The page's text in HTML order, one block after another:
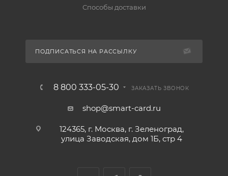
Способы доставки
ПОДПИСАТЬСЯ НА РАССЫЛКУ
8 800 333-05-30 ЗАКАЗАТЬ ЗВОНОК
shop@smart-card.ru
124365, г. Москва, г. Зеленоград,
улица Заводская, дом 1Б, стр 4